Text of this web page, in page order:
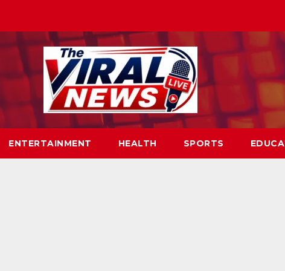
ENTERTAINMENT HEALTH SPORTS